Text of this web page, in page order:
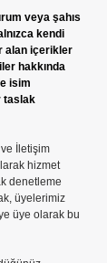
veya şahıs
kendi
alan içerikler
hakkında
isim
taslak
İletişim
hizmet
denetleme
üyelerimiz
üye olarak bu